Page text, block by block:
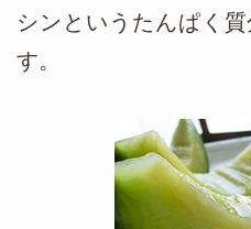
シンというたんぱく
す。